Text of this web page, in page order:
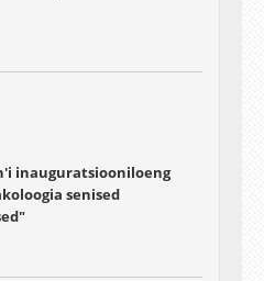
inauguratsiooniloeng
senised